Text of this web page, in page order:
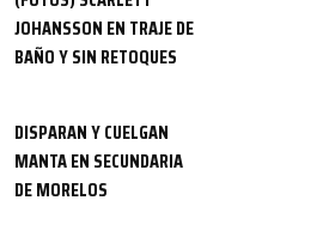
JOHANSSON EN TRAJE DE
BAÑO Y SIN RETOQUES
DISPARAN Y CUELGAN
MANTA EN SECUNDARIA
DE MORELOS